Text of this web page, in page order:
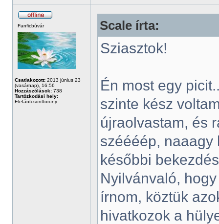
Fanficbúvár
Csatlakozott: 2013 június 23
(vasárnap), 16:56
Hozzászólások: 738
Tartózkodási hely:
Elefántcsonttorony
Scale írta:
Sziasztok!
Én most egy
szinte kész
újraolvastam, és
széééép, naaagy
későbbi
Nyilvánvaló,
írnom, köztük
hivatkozok a